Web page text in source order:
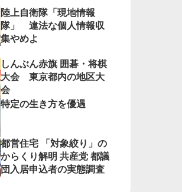
陸上自衛隊「現地情報
隊」 違法な個人情報収
集やめよ
しんぶん赤旗 囲碁・将棋
大会 東京都内の地区大
会
特定の生き方を優遇
都営住宅 「対象絞り」の
からくり解明 共産党 都議
団入居申込者の実態調査